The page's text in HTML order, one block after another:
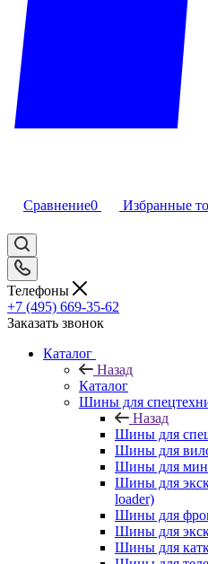
Сравнение0 Избранные
Телефоны
+7 (495) 669-35-62
Заказать звонок
Каталог
Назад
Каталог
Шины для
Назад
Шины для
Шины для
Шины для
Шины для
loader)
Шины для
Шины для
Шины для